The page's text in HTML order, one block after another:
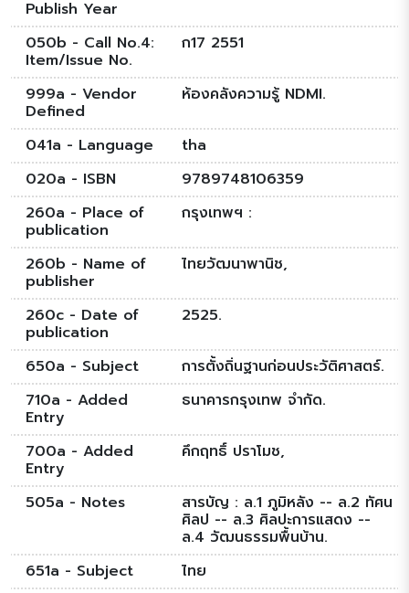
Publish Year
050b - Call No.4:
Item/Issue No.
ก17 2551
999a - Vendor
Defined
ห้องคลังความรู้ NDMI.
041a - Language
tha
020a - ISBN
9789748106359
260a - Place of
publication
กรุงเทพฯ :
260b - Name of
publisher
ไทยวัฒนาพานิช,
260c - Date of
publication
2525.
650a - Subject
การตั้งถิ่นฐานก่อนประวัติศาสตร์.
710a - Added
Entry
ธนาคารกรุงเทพ จำกัด.
700a - Added
Entry
คึกฤทธิ์ ปราโมช,
505a - Notes สารบัญ : ล.1 ภูมิหลัง -- ล.2 ทัศน
ศิลป -- ล.3 ศิลปะการแสดง --
ล.4 วัฒนธรรมพื้นบ้าน.
651a - Subject
ไทย